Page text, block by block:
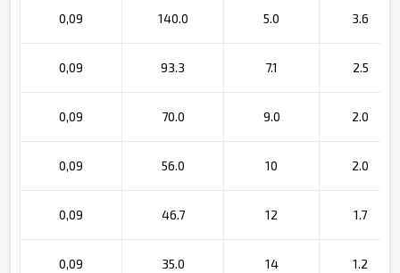
0,09 140.0 5.0 3.6
0,09 93.3 7.1 2.5
0,09 70.0 9.0 2.0
0,09 56.0 10 2.0
0,09 46.7 12 1.7
0,09 35.0 14 1.2